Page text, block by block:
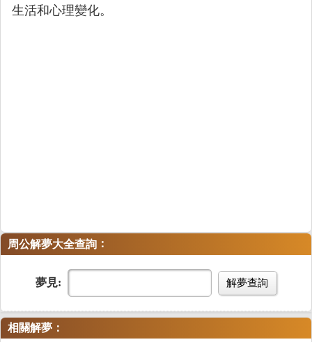
生活和心理變化。
周公解夢大全查詢 ：
夢見: 解夢查詢
相關解夢：